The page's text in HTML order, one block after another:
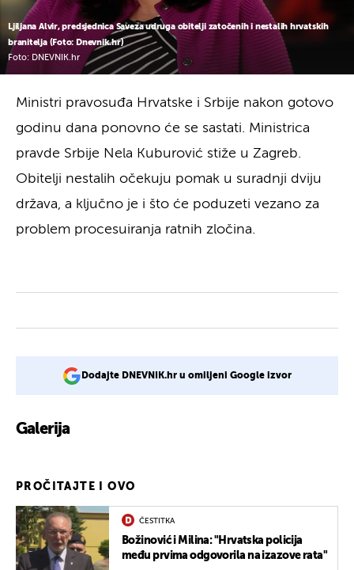
Ljiljana Alvir, predsjednica Saveza udruga obitelji zatočenih i nestalih hrvatskih
branitelja (Foto: Dnevnik.hr)
Foto: DNEVNIK.hr
Ministri pravosuđa Hrvatske i Srbije nakon gotovo
godinu dana ponovno će se sastati. Ministrica
pravde Srbije Nela Kuburović stiže u Zagreb.
Obitelji nestalih očekuju pomak u suradnji dviju
država, a ključno je i što će poduzeti vezano za
problem procesuiranja ratnih zločina.
Dodajte DNEVNIK.hr u omiljeni Google izvor
Galerija
PROČITAJTE I OVO
ČESTITKA
Božinović i Milina: "Hrvatska policija
među prvima odgovorila na izazove rata"